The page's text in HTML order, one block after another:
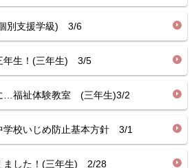
別支援学級) 3/6
年生！(三年生) 3/5
…福祉体験教室 (三年生)3/2
学校いじめ防止基本方針 3/1
ました！(三年生) 2/28